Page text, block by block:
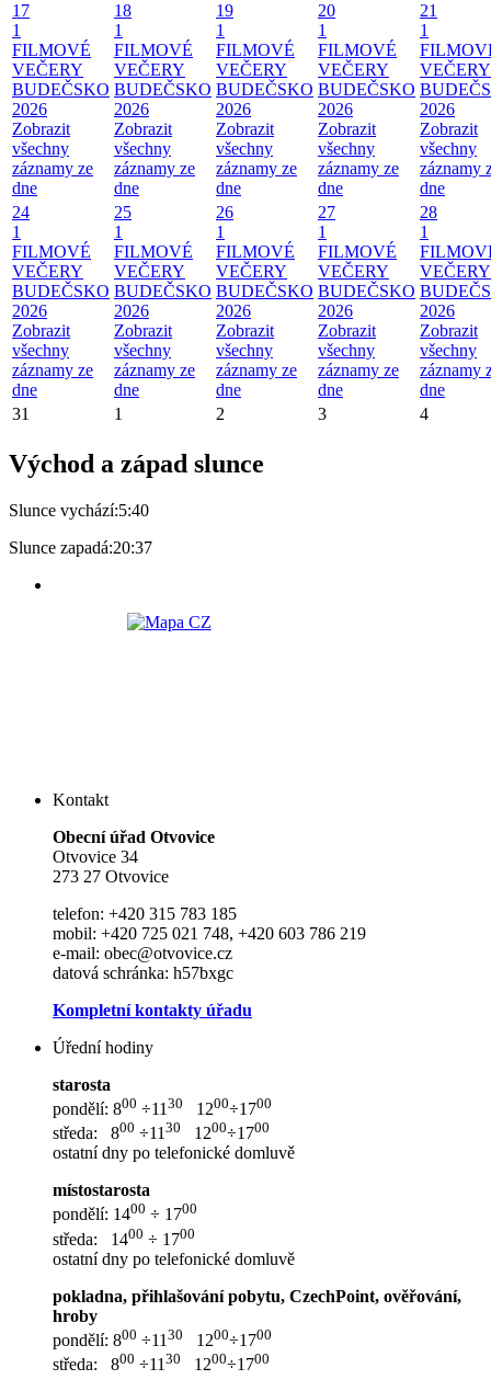
17
1
FILMOVÉ
VEČERY
BUDEČSKO
2026
Zobrazit
všechny
záznamy ze
dne
18
1
FILMOVÉ
VEČERY
BUDEČSKO
2026
Zobrazit
všechny
záznamy ze
dne
19
1
FILMOVÉ
VEČERY
BUDEČSKO
2026
Zobrazit
všechny
záznamy ze
dne
20
1
FILMOVÉ
VEČERY
BUDEČSKO
2026
Zobrazit
všechny
záznamy ze
dne
21
1
VEČERY
2026
Zobrazit
všechny
záznamy
dne
24
1
FILMOVÉ
VEČERY
BUDEČSKO
2026
Zobrazit
všechny
záznamy ze
dne
25
1
FILMOVÉ
VEČERY
BUDEČSKO
2026
Zobrazit
všechny
záznamy ze
dne
26
1
FILMOVÉ
VEČERY
BUDEČSKO
2026
Zobrazit
všechny
záznamy ze
dne
27
1
FILMOVÉ
VEČERY
BUDEČSKO
2026
Zobrazit
všechny
záznamy ze
dne
28
1
VEČERY
2026
Zobrazit
všechny
záznamy
dne
31
1 2 3 4
Východ a západ slunce
Slunce vychází:5:40
Slunce zapadá:20:37
Kontakt
Obecní úřad Otvovice
Otvovice 34
273 27 Otvovice
telefon: +420 315 783 185
mobil: +420 725 021 748, +420 603 786 219
e-mail: obec@otvovice.cz
datová schránka: h57bxgc
Kompletní kontakty úřadu
Úřední hodiny
starosta
pondělí: 800 ÷11 30 1200÷1700
středa: 800 ÷1130 1200÷1700
ostatní dny po telefonické domluvě
místostarosta
pondělí: 1400 ÷ 1700
středa: 1400 ÷ 1700
ostatní dny po telefonické domluvě
pokladna, přihlašování pobytu, CzechPoint, ověřování,
hroby
pondělí: 800 ÷1130 1200÷1700
středa: 800 ÷1130 1200÷1700